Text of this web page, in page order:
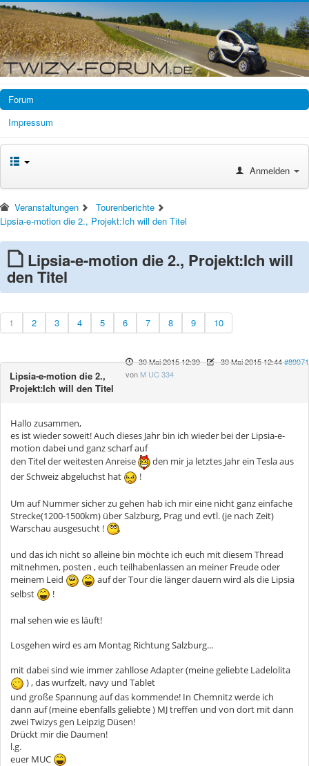
Forum
Impressum
Anmelden
Veranstaltungen
Tourenberichte
Lipsia-e-motion die 2., Projekt:Ich will den Titel
Lipsia-e-motion die 2., Projekt:Ich will
den Titel
1 2 3 4 5 6 7 8 9 10
30 Mai 2015 12:39- 30 Mai 2015 12:44#89071
von M UC 334
Lipsia-e-motion die 2.,
Projekt:Ich will den Titel
Hallo zusammen,
es ist wieder soweit! Auch dieses Jahr bin ich wieder bei der Lipsia-e-
motion dabei und ganz scharf auf
den Titel der weitesten Anreise
den mir ja letztes Jahr ein Tesla aus
der Schweiz abgeluchst hat
!
Um auf Nummer sicher zu gehen hab ich mir eine nicht ganz einfache
Strecke(1200-1500km) über Salzburg, Prag und evtl. (je nach Zeit)
Warschau ausgesucht !
und das ich nicht so alleine bin möchte ich euch mit diesem Thread
mitnehmen, posten , euch teilhabenlassen an meiner Freude oder
meinem Leid
auf der Tour die länger dauern wird als die Lipsia
selbst
!
mal sehen wie es läuft!
Losgehen wird es am Montag Richtung Salzburg...
mit dabei sind wie immer zahllose Adapter (meine geliebte Ladelolita
) , das wurfzelt, navy und Tablet
und große Spannung auf das kommende! In Chemnitz werde ich
dann auf (meine ebenfalls geliebte ) MJ treffen und von dort mit dann
zwei Twizys gen Leipzig Düsen!
Drückt mir die Daumen!
l.g.
euer MUC